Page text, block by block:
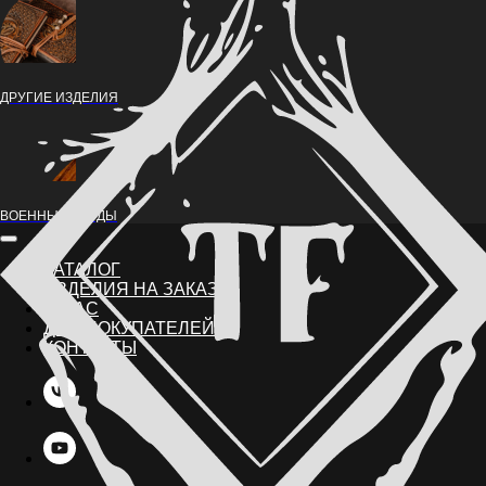
ДРУГИЕ ИЗДЕЛИЯ
ВОЕННЫЕ НАРДЫ
КАТАЛОГ
ИЗДЕЛИЯ НА ЗАКАЗ
О НАС
ДЛЯ ПОКУПАТЕЛЕЙ
КОНТАКТЫ